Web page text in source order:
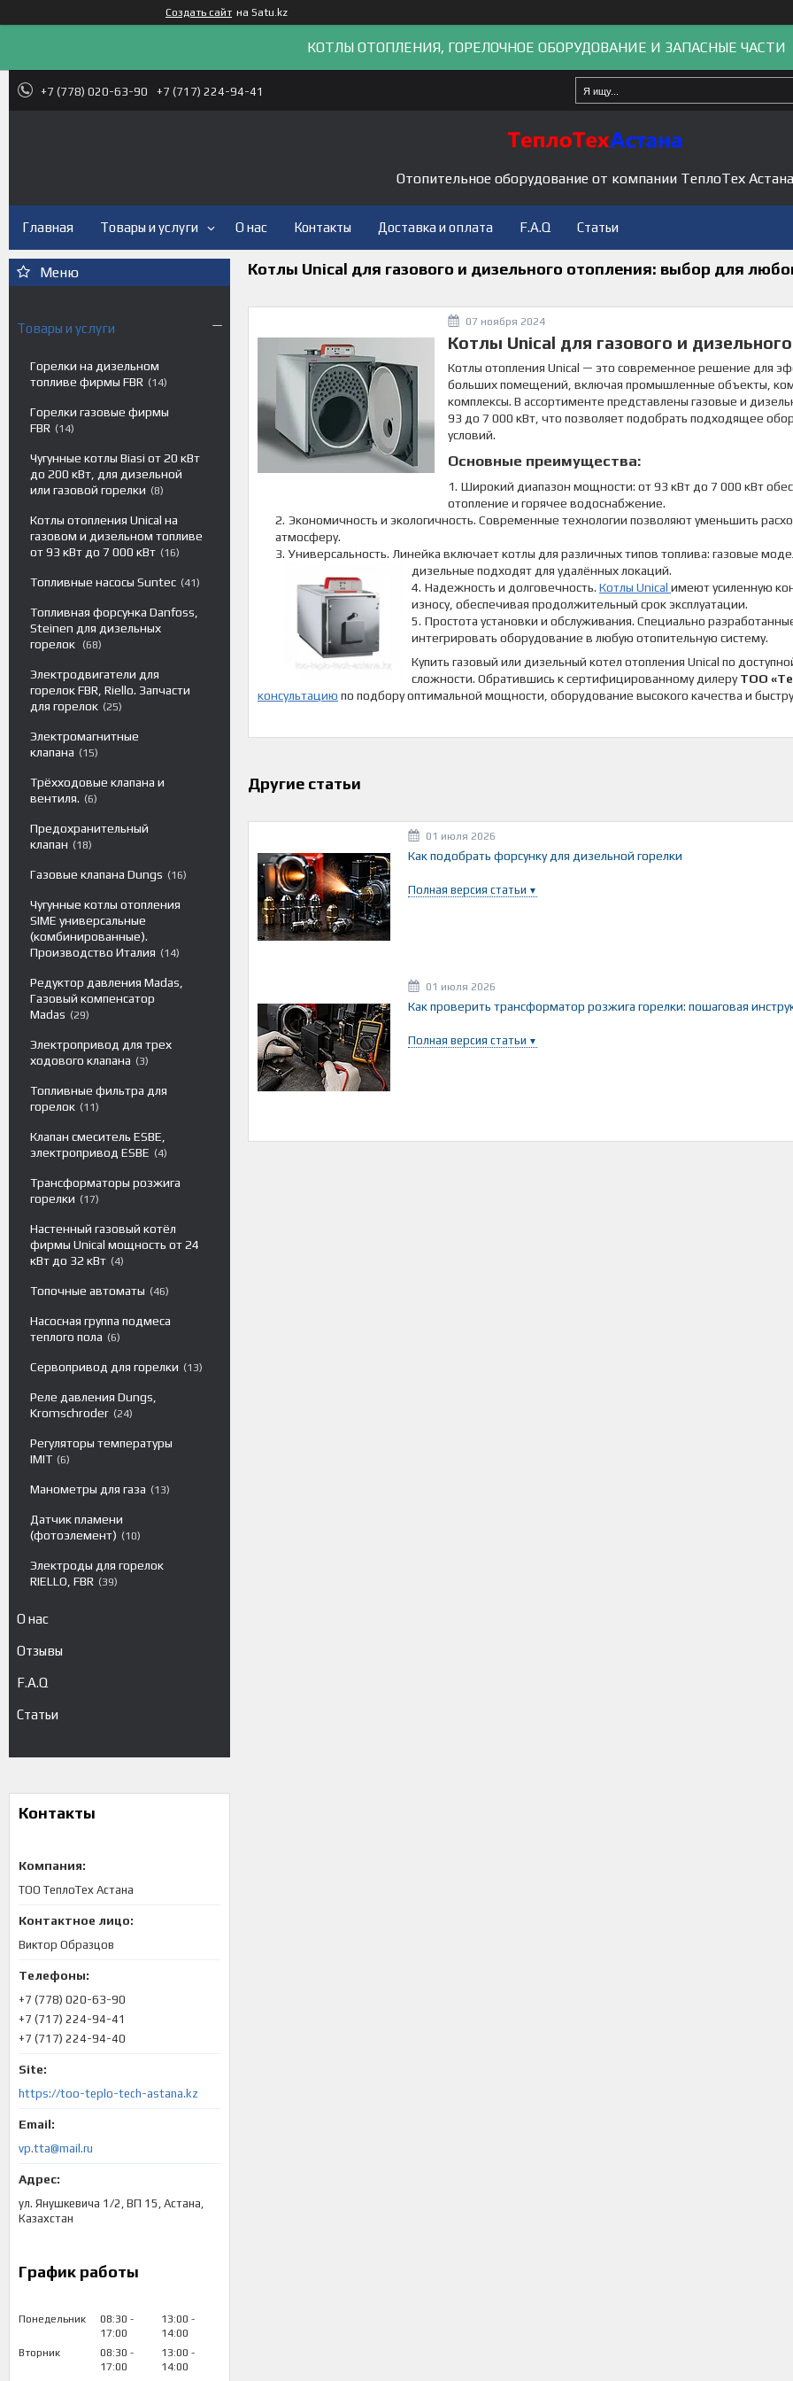
Создать сайт на Satu.kz
КОТЛЫ ОТОПЛЕНИЯ, ГОРЕЛОЧНОЕ ОБОРУДОВАНИЕ И ЗАПАСНЫЕ ЧАСТИ
+7 (778) 020-63-90 +7 (717) 224-94-41
Отопительное оборудование от компании ТеплоТех Астана
Главная Товары и услуги О нас Контакты Доставка и оплата F.A.Q Статьи
Товары и услуги
Горелки на дизельном
топливе фирмы FBR
14
Горелки газовые фирмы
FBR
14
Чугунные котлы Biasi от 20 кВт
до 200 кВт, для дизельной
или газовой горелки
8
Котлы отопления Unical на
газовом и дизельном топливе
от 93 кВт до 7 000 кВт
16
Топливные насосы Suntec 41
Топливная форсунка Danfoss,
Steinen для дизельных
горелок
68
Электродвигатели для
горелок FBR, Riello. Запчасти
для горелок
25
Электромагнитные
клапана
15
Трёхходовые клапана и
вентиля.
6
Предохранительный
клапан
18
Газовые клапана Dungs 16
Чугунные котлы отопления
SIME универсальные
(комбинированные).
Производство Италия
14
Редуктор давления Madas,
Газовый компенсатор
Madas
29
Электропривод для трех
ходового клапана
3
Топливные фильтра для
горелок
11
Клапан смеситель ESBE,
электропривод ESBE
4
Трансформаторы розжига
горелки
17
Настенный газовый котёл
фирмы Unical мощность от 24
кВт до 32 кВт
4
Топочные автоматы 46
Насосная группа подмеса
теплого пола
6
Сервопривод для горелки 13
Реле давления Dungs,
Kromschroder
24
Регуляторы температуры
IMIT
6
Манометры для газа 13
Датчик пламени
(фотоэлемент)
10
Электроды для горелок
RIELLO, FBR
39
О нас
Отзывы
F.A.Q
Статьи
Контакты
ТОО ТеплоТех Астана
Виктор Образцов
+7 (778) 020-63-90
+7 (717) 224-94-41
+7 (717) 224-94-40
https://too-teplo-tech-astana.kz
vp.tta@mail.ru
ул. Янушкевича 1/2, ВП 15, Астана,
Казахстан
График работы
Понедельник
08:30
17:00
13:00
14:00
Вторник
08:30
17:00
13:00
14:00
Котлы Unical для газового и дизельного отопления: выбор для
07 ноября 2024
Котлы Unical для газового и
Котлы отопления Unical — это современное решение для
больших помещений, включая промышленные объекты,
комплексы. В ассортименте представлены газовые и
93 до 7 000 кВт, что позволяет подобрать подходящее
условий.
Основные преимущества:
Широкий диапазон мощности: от 93 кВт до 7 000 кВт
отопление и горячее водоснабжение.
Экономичность и экологичность. Современные технологии позволяют уменьшить
атмосферу.
Универсальность. Линейка включает котлы для различных типов топлива: газовые
дизельные подходят для удалённых локаций.
Надежность и долговечность. Котлы Unical имеют усиленную
износу, обеспечивая продолжительный срок эксплуатации.
Простота установки и обслуживания. Специально
интегрировать оборудование в любую отопительную систему.
Купить газовый или дизельный котел отопления Unical по
сложности. Обратившись к сертифицированному дилеруТОО
консультацию по подбору оптимальной мощности, оборудование высокого качества и
Другие статьи
01 июля 2026
Как подобрать форсунку для дизельной горелки
Полная версия статьи
01 июля 2026
Как проверить трансформатор розжига горелки: пошаговая
Полная версия статьи